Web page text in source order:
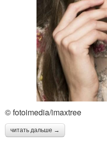
© fotoimedia/imaxtree
читать дальше →